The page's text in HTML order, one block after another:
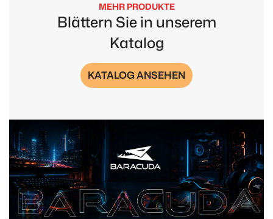
MEHR PRODUKTE
Blättern Sie in unserem
Katalog
KATALOG ANSEHEN